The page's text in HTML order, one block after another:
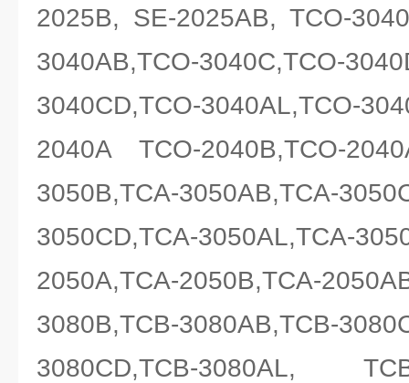
2025B, SE-2025AB, TCO-
3040AB,TCO-3040C,TCO-
3040CD,TCO-
2040A TCO-2040B,TCO-
3050B,TCA-3050AB,TCA-
3050CD,TCA-3050AL,TCA-
2050A,TCA-2050B,TCA-
3080B,TCB-3080AB,TCB-
3080CD,TCB-3080AL,